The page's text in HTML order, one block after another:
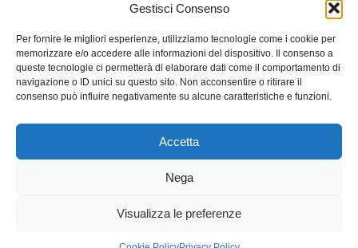
Gestisci Consenso
Per fornire le migliori esperienze, utilizziamo tecnologie come i cookie per
memorizzare e/o accedere alle informazioni del dispositivo. Il consenso a
queste tecnologie ci permetterà di elaborare dati come il comportamento di
navigazione o ID unici su questo sito. Non acconsentire o ritirare il
consenso può influire negativamente su alcune caratteristiche e funzioni.
Accetta
Nega
Visualizza le preferenze